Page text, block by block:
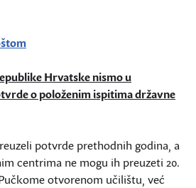
Hrvatske nismo u
o položenim ispitima državne
potvrde prethodnih godina, a
centrima ne mogu ih preuzeti 20.
otvorenom učilištu, već